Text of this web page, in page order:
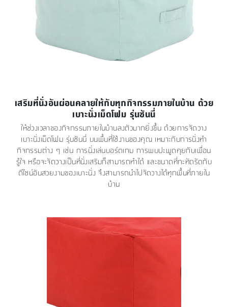
เสริมที่นั่งอันผ่อนคลายให้กับทุกกิจกรรมภายในบ้าน ด้วย
เบาะนั่งเม็ดโฟม รุ่นซันนี่
ให้ช่วงเวลาของกิจกรรมภายในบ้านลงตัวมากยิ่งขึ้น ด้วยการจัดวาง
เบาะนั่งเม็ดโฟม รุ่นซันนี่ บนพื้นที่ใช้งานของคุณ เหมาะกับการนั่งทำ
กิจกรรมต่าง ๆ เช่น การนั่งเล่นบอร์ดเกม การพบปะพูดคุยกับเพื่อน
รู้ใจ หรือจะจัดวางเป็นที่นั่งเสริมก็สามารถทำได้ และขนาดที่กะทัดรัดกับ
ดีไซน์อันสวยงามของเบาะนั่ง จึงสามารถนำไปจัดวางได้ทุกพื้นที่ภายใน
บ้าน